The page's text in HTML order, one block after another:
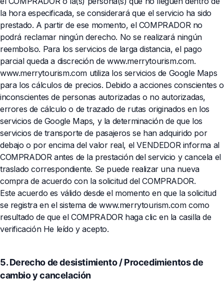
la hora especificada, se considerará que el servicio ha sido
prestado. A partir de ese momento, el COMPRADOR no
podrá reclamar ningún derecho. No se realizará ningún
reembolso. Para los servicios de larga distancia, el pago
parcial queda a discreción de www.merrytourism.com.
www.merrytourism.com utiliza los servicios de Google Maps
para los cálculos de precios. Debido a acciones conscientes o
inconscientes de personas autorizadas o no autorizadas,
errores de cálculo o de trazado de rutas originados en los
servicios de Google Maps, y la determinación de que los
servicios de transporte de pasajeros se han adquirido por
debajo o por encima del valor real, el VENDEDOR informa al
COMPRADOR antes de la prestación del servicio y cancela el
traslado correspondiente. Se puede realizar una nueva
compra de acuerdo con la solicitud del COMPRADOR.
Este acuerdo es válido desde el momento en que la solicitud
se registra en el sistema de www.merrytourism.com como
resultado de que el COMPRADOR haga clic en la casilla de
verificación He leído y acepto.
5. Derecho de desistimiento / Procedimientos de
cambio y cancelación